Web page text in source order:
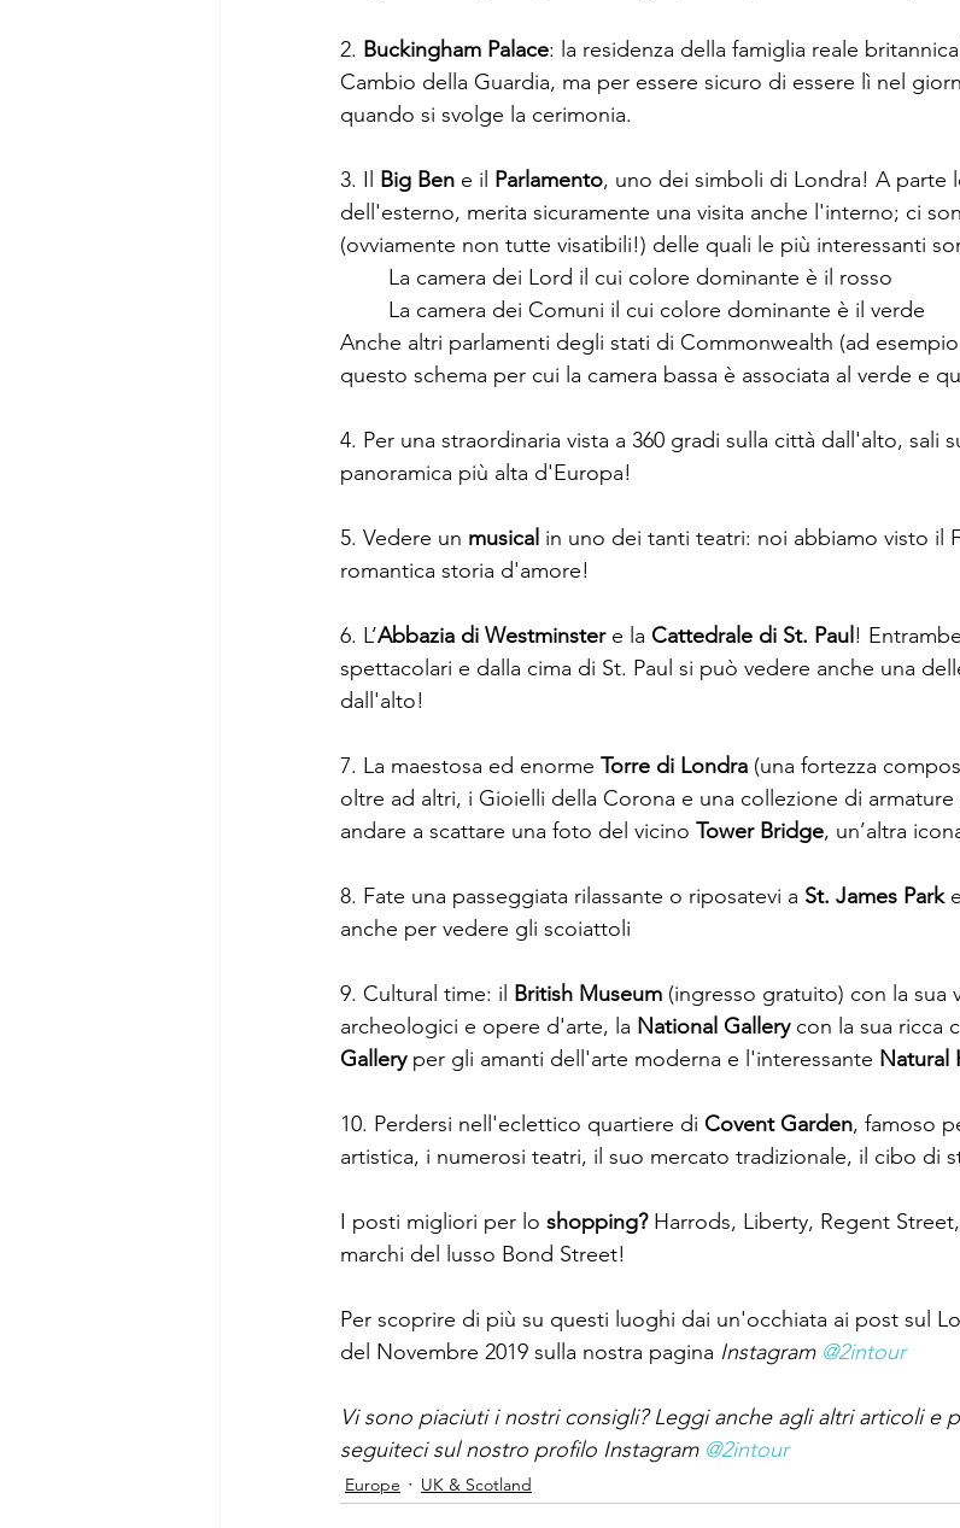
2. Buckingham Palace: la residenza della famiglia reale
Cambio della Guardia, ma per essere sicuro di essere lì nel
quando si svolge la cerimonia.
3. Il Big Ben e il Parlamento, uno dei simboli di Londra! A parte
dell'esterno, merita sicuramente una visita anche l'interno; ci
(ovviamente non tutte visatibili!) delle quali le più interessanti
	La camera dei Lord il cui colore dominante è il rosso
	La camera dei Comuni il cui colore dominante è il verde
Anche altri parlamenti degli stati di Commonwealth (ad
questo schema per cui la camera bassa è associata al verde e
4. Per una straordinaria vista a 360 gradi sulla città dall'alto, sali
panoramica più alta d'Europa!
5. Vedere un musical in uno dei tanti teatri: noi abbiamo visto il
romantica storia d'amore!
6. L’Abbazia di Westminster e la Cattedrale di St. Paul !
spettacolari e dalla cima di St. Paul si può vedere anche una
dall'alto!
7. La maestosa ed enorme Torre di Londra (una fortezza
oltre ad altri, i Gioielli della Corona e una collezione di
andare a scattare una foto del vicino Tower Bridge, un’altra
8. Fate una passeggiata rilassante o riposatevi a St. James Park
anche per vedere gli scoiattoli
9. Cultural time: il British Museum (ingresso gratuito) con la sua
archeologici e opere d'arte, la National Gallery con la sua ricca
Gallery per gli amanti dell'arte moderna e l'interessante Natural
10. Perdersi nell'eclettico quartiere di Covent Garden, famoso
artistica, i numerosi teatri, il suo mercato tradizionale, il cibo di
I posti migliori per lo shopping? Harrods, Liberty, Regent
marchi del lusso Bond Street!
Per scoprire di più su questi luoghi dai un'occhiata ai post sul
del Novembre 2019 sulla nostra pagina Instagram @2intour
Vi sono piaciuti i nostri consigli? Leggi anche agli altri articoli e
seguiteci sul nostro profilo Instagram @2intour
Europe UK & Scotland